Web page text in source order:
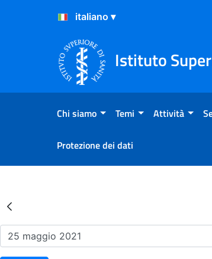
Salta al Contenuto
Salta al Footer
Istituto
Chi siamo Temi Attività
Protezione dei dati
Risultati della Ricerca